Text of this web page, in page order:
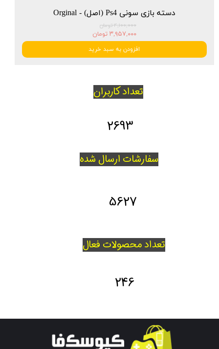
دسته بازی سونی Ps4 (اصل) - Orginal
۴,۱۰۰,۰۰۰ تومان
۳,۹۵۷,۰۰۰ تومان
افزودن به سبد خرید
تعداد کاربران
سفارشات ارسال شده
5627
تعداد محصولات فعال
2693
246